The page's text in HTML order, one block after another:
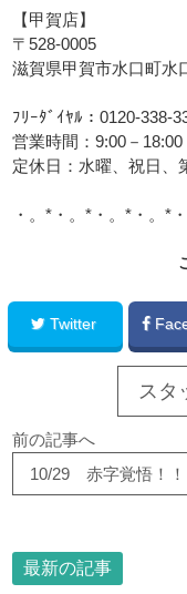
【甲賀店】
〒528-0005
滋賀県甲賀市水口町水
ﾌﾘｰﾀﾞｲﾔﾙ：0120-338-
営業時間：9:00－18:00
定休日：水曜、祝日、
・。*・。*・。*・。*
Twitter
スタ
前の記事へ
最新の記事